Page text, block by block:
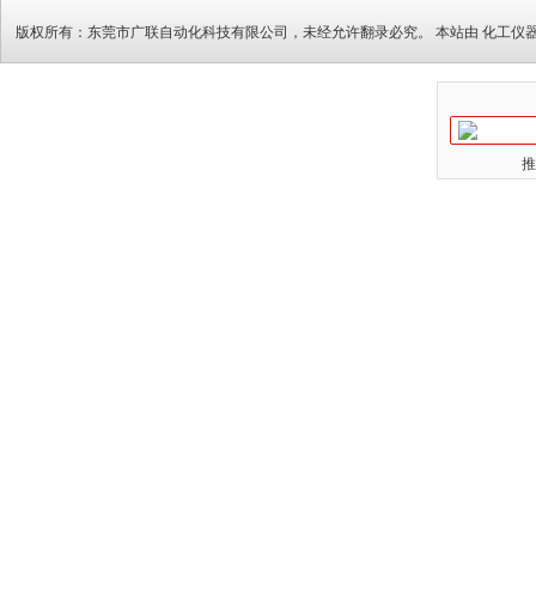
版权所有： 东莞市广联自动化科技有限公司 ，未经允许翻录必究。 本站由化工仪